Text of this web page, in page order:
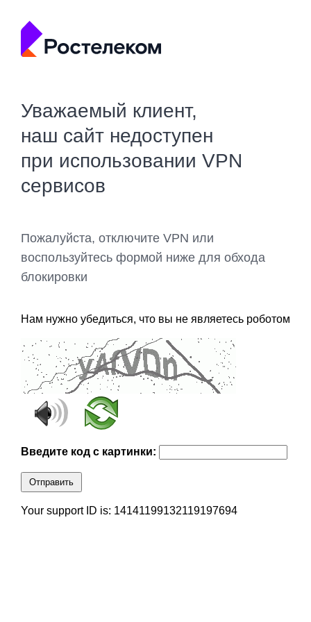
Уважаемый клиент,
наш сайт недоступен
при использовании VPN
сервисов
Пожалуйста, отключите VPN или
воспользуйтесь формой ниже для обхода
блокировки
Нам нужно убедиться, что вы не являетесь роботом
Введите код с картинки:
Отправить
Your support ID is: 14141199132119197694